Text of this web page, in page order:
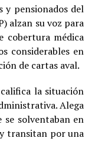
y pensionados del
alzan su voz para
cobertura médica
considerables en
de cartas aval.
la situación
Alega
se solventaban en
transitan por una